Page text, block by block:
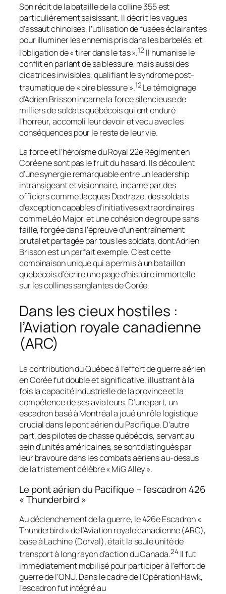
Son récit de la bataille de la colline 355 est
particulièrement saisissant. Il décrit les vagues
d’assaut chinoises, l’utilisation de fusées éclairantes
pour illuminer les ennemis pris dans les barbelés, et
l’obligation de « tirer dans le tas ».12 Il humanise le
conflit en parlant de sa blessure, mais aussi des
cicatrices invisibles, qualifiant le syndrome post-
traumatique de « pire blessure ».12 Le témoignage
d’Adrien Brisson incarne la force silencieuse de
milliers de soldats québécois qui ont enduré
l’horreur, accompli leur devoir et vécu avec les
conséquences pour le reste de leur vie.
La force et l’héroïsme du Royal 22e Régiment en
Corée ne sont pas le fruit du hasard. Ils découlent
d’une synergie remarquable entre un leadership
intransigeant et visionnaire, incarné par des
officiers comme Jacques Dextraze, des soldats
d’exception capables d’initiatives extraordinaires
comme Léo Major, et une cohésion de groupe sans
faille, forgée dans l’épreuve d’un entraînement
brutal et partagée par tous les soldats, dont Adrien
Brisson est un parfait exemple. C’est cette
combinaison unique qui a permis à un bataillon
québécois d’écrire une page d’histoire immortelle
sur les collines sanglantes de Corée.
Dans les cieux hostiles :
l’Aviation royale canadienne
(ARC)
La contribution du Québec à l’effort de guerre aérien
en Corée fut double et significative, illustrant à la
fois la capacité industrielle de la province et la
compétence de ses aviateurs. D’une part, un
escadron basé à Montréal a joué un rôle logistique
crucial dans le pont aérien du Pacifique. D’autre
part, des pilotes de chasse québécois, servant au
sein d’unités américaines, se sont distingués par
leur bravoure dans les combats aériens au-dessus
de la tristement célèbre « MiG Alley ».
Le pont aérien du Pacifique – l’escadron 426
« Thunderbird »
Au déclenchement de la guerre, le 426e Escadron «
Thunderbird » de l’Aviation royale canadienne (ARC),
basé à Lachine (Dorval), était la seule unité de
transport à long rayon d’action du Canada.24Il fut
immédiatement mobilisé pour participer à l’effort de
guerre de l’ONU. Dans le cadre de l’Opération Hawk,
l’escadron fut intégré au